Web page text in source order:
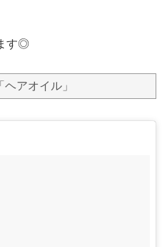
す◎
アオイル」